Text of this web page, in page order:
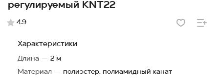
регулируемый KNT22
4.9
Характеристики
Длина — 2 м
Материал — полиэстер, полиамидный канат